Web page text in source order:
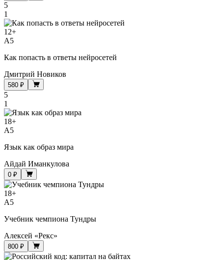
5
1
12+
A5
Как попасть в ответы нейросетей
Дмитрий Новиков
580 ₽
5
1
18+
A5
Язык как образ мира
Айдай Иманкулова
0 ₽
18+
A5
Учебник чемпиона Тундры
Алексей «Рекс»
800 ₽